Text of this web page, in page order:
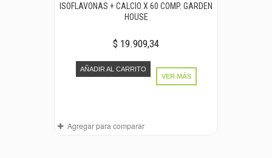
ISOFLAVONAS + CALCIO X 60 COMP. GARDEN
HOUSE
$ 19.909,34
AÑADIR AL CARRITO
VER MÁS
Agregar para comparar